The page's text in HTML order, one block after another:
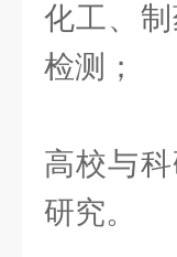
化工、
检测；
高校与
研究。